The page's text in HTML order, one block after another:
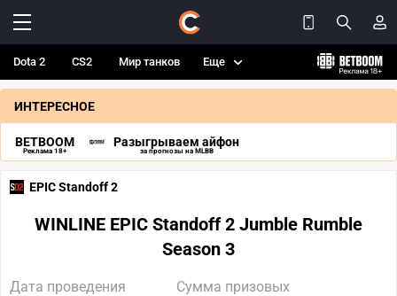
Dota 2 CS2 Мир танков Еще
ИНТЕРЕСНОЕ
BETBOOM
Реклама 18+
Разыгрываем айфон
за прогнозы на MLBB
EPIC Standoff 2
WINLINE EPIC Standoff 2 Jumble Rumble
Season 3
Дата проведения
Сумма призовых